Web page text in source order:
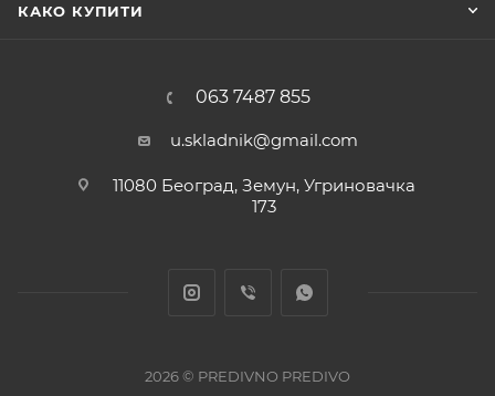
КАКО КУПИТИ
063 7487 855
u.skladnik@gmail.com
11080 Београд, Земун, Угриновачка
173
2026 © PREDIVNO PREDIVO